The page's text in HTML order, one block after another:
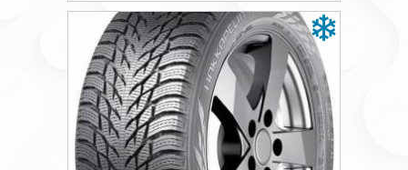
Индекс нагрузки 91